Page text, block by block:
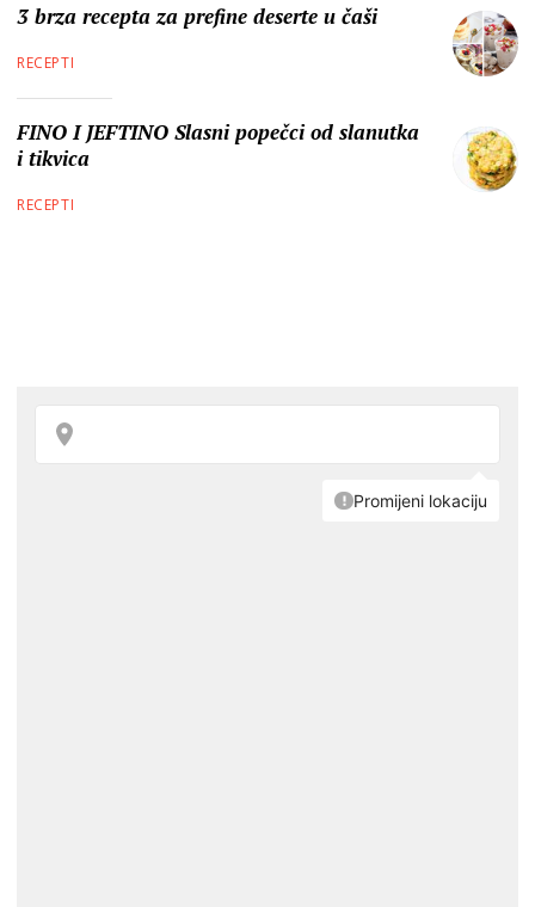
3 brza recepta za prefine deserte u čaši
RECEPTI
FINO I JEFTINO Slasni popečci od slanutka
i tikvica
RECEPTI